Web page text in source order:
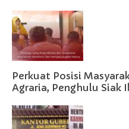
Perkuat Posisi
Agraria, Penghulu Siak